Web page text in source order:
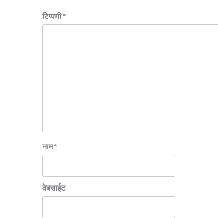
टिप्पणी*
नाम*
वेबसाईट